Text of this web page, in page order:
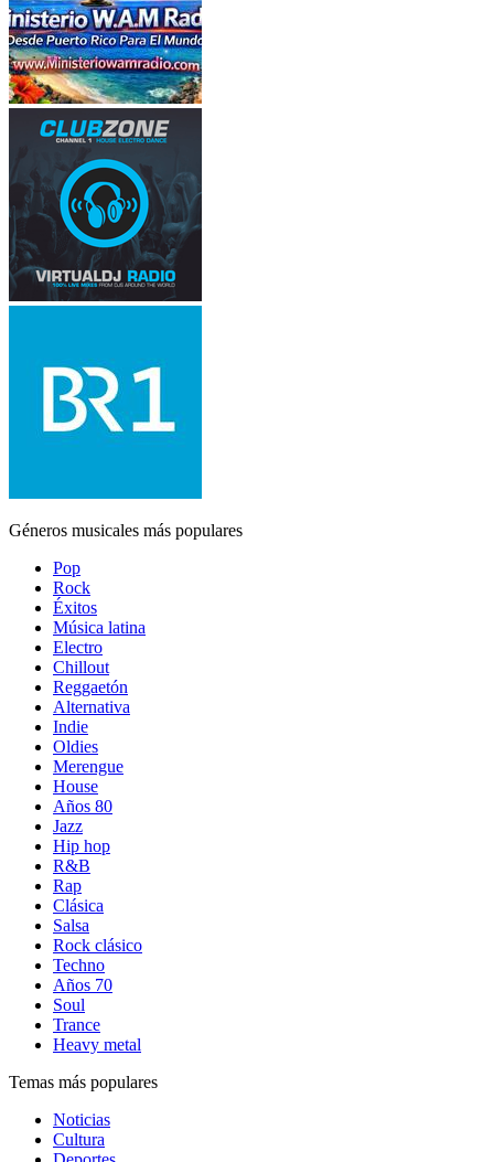
Géneros musicales más populares
Pop
Rock
Éxitos
Música latina
Electro
Chillout
Reggaetón
Alternativa
Indie
Oldies
Merengue
House
Años 80
Jazz
Hip hop
R&B
Rap
Clásica
Salsa
Rock clásico
Techno
Años 70
Soul
Trance
Heavy metal
Temas más populares
Noticias
Cultura